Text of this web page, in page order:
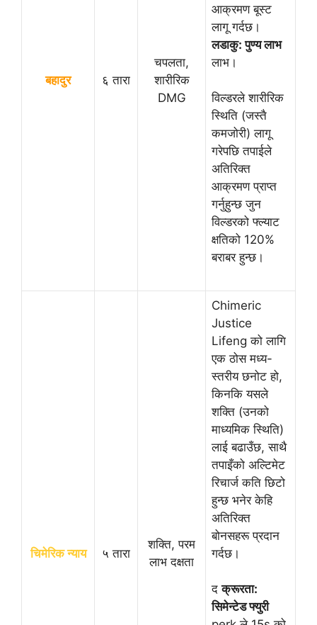
बहादुर ६ तारा
चपलता,
शारीरिक
DMG
आक्रमण बूस्ट
लागू गर्दछ।
लडाकु: पुण्य लाभ
लाभ।
विल्डरले शारीरिक
स्थिति (जस्तै
कमजोरी) लागू
गरेपछि तपाईले
अतिरिक्त
आक्रमण प्राप्त
गर्नुहुन्छ जुन
विल्डरको फ्ल्याट
क्षतिको 120%
बराबर हुन्छ।
चिमेरिक न्याय ५ तारा
शक्ति, परम
लाभ दक्षता
Chimeric
Justice
Lifeng को लागि
एक ठोस मध्य-
स्तरीय छनोट हो,
किनकि यसले
शक्ति (उनको
माध्यमिक स्थिति)
लाई बढाउँछ, साथै
तपाइँको अल्टिमेट
रिचार्ज कति छिटो
हुन्छ भनेर केहि
अतिरिक्त
बोनसहरू प्रदान
गर्दछ।
दक्रूरता:
सिमेन्टेड फ्युरी